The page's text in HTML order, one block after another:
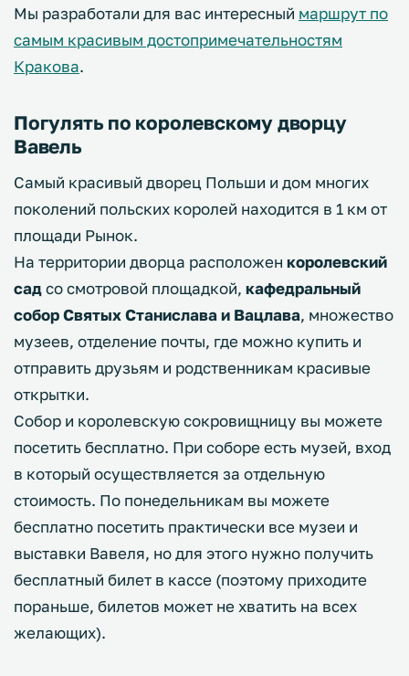
Мы разработали для вас интересный маршрут по
самым красивым достопримечательностям
Кракова.
Погулять по королевскому дворцу
Вавель
Самый красивый дворец Польши и дом многих
поколений польских королей находится в 1 км от
площади Рынок.
На территории дворца расположен королевский
садсо смотровой площадкой, кафедральный
собор Святых Станислава и Вацлава, множество
музеев, отделение почты, где можно купить и
отправить друзьям и родственникам красивые
открытки.
Собор и королевскую сокровищницу вы можете
посетить бесплатно. При соборе есть музей, вход
в который осуществляется за отдельную
стоимость. По понедельникам вы можете
бесплатно посетить практически все музеи и
выставки Вавеля, но для этого нужно получить
бесплатный билет в кассе (поэтому приходите
пораньше, билетов может не хватить на всех
желающих).